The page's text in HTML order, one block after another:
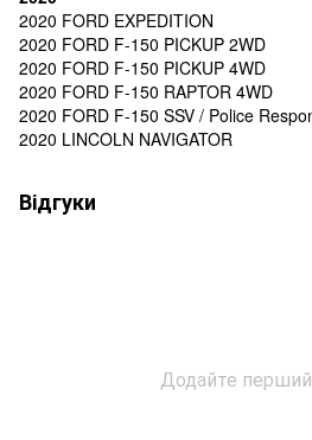
2020 FORD EXPEDITION
2020 FORD F-150 PICKUP 2WD
2020 FORD F-150 PICKUP 4WD
2020 FORD F-150 RAPTOR 4WD
2020 FORD F-150 SSV / Police
2020 LINCOLN NAVIGATOR
Відгуки
Додайте перший